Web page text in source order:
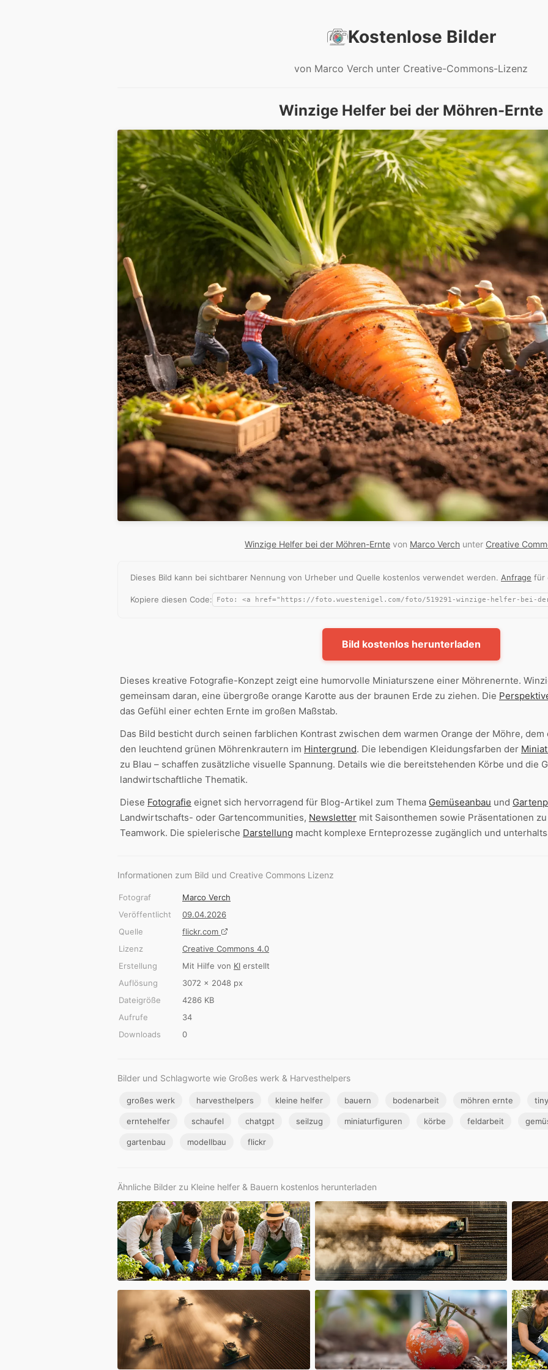
Kostenlose Bilder
von Marco Verch unter Creative-Commons-Lizenz
Winzige Helfer bei der Möhren-Ernte
Winzige Helfer bei der Möhren-Ernte von Marco Verch unter Creative
Dieses Bild kann bei sichtbarer Nennung von Urheber und Quelle kostenlos verwendet werden. Anfrage für
Kopiere diesen Code:
Bild kostenlos herunterladen
Dieses kreative Fotografie-Konzept zeigt eine humorvolle Miniaturszene einer Möhrenernte.
gemeinsam daran, eine übergroße orange Karotte aus der braunen Erde zu ziehen. Die
das Gefühl einer echten Ernte im großen Maßstab.
Das Bild besticht durch seinen farblichen Kontrast zwischen dem warmen Orange der Möhre,
den leuchtend grünen Möhrenkrautern im Hintergrund. Die lebendigen Kleidungsfarben der
zu Blau – schaffen zusätzliche visuelle Spannung. Details wie die bereitstehenden Körbe und die
landwirtschaftliche Thematik.
Diese Fotografie eignet sich hervorragend für Blog-Artikel zum Thema Gemüseanbau und
Landwirtschafts- oder Gartencommunities, Newsletter mit Saisonthemen sowie Präsentationen
Teamwork. Die spielerische Darstellung macht komplexe Ernteprozesse zugänglich und
Informationen zum Bild und Creative Commons Lizenz
Fotograf
Marco Verch
Veröffentlicht
09.04.2026
Quelle
flickr.com
Lizenz
Creative Commons 4.0
Erstellung
Mit Hilfe von KI erstellt
Auflösung
3072 × 2048 px
Dateigröße
4286 KB
Aufrufe
34
Downloads
0
Bilder und Schlagworte wie Großes werk & Harvesthelpers
großes werk harvesthelpers kleine helfer bauern bodenarbeit möhren ernte
erntehelfer schaufel chatgpt seilzug miniaturfiguren körbe feldarbeit
gartenbau modellbau flickr
Ähnliche Bilder zu Kleine helfer & Bauern kostenlos herunterladen